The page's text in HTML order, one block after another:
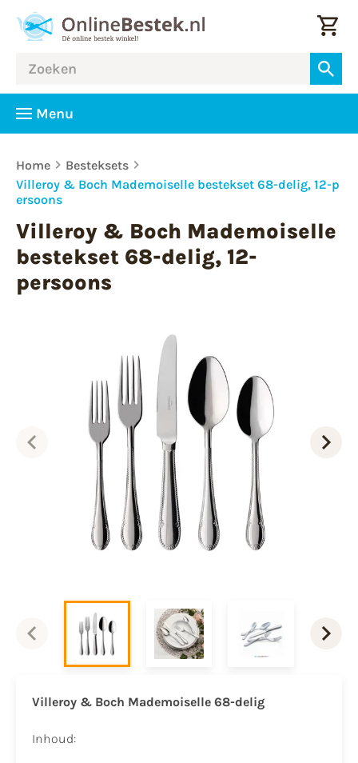
Menu
Home
Besteksets
Villeroy & Boch Mademoiselle bestekset 68-delig, 12-p
ersoons
Villeroy & Boch Mademoiselle
bestekset 68-delig, 12-
persoons
Villeroy & Boch Mademoiselle 68-delig
Inhoud: